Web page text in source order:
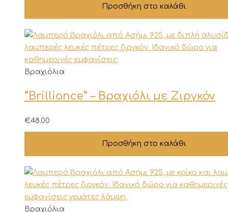
Προσθήκη στο καλάθι
Βραχιόλια
“Brilliance” – Βραχιόλι με Ζιργκόν
€48.00
Προσθήκη στο καλάθι
Βραχιόλια